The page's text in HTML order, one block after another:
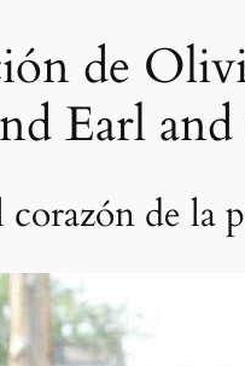
de
Earl
corazón de la